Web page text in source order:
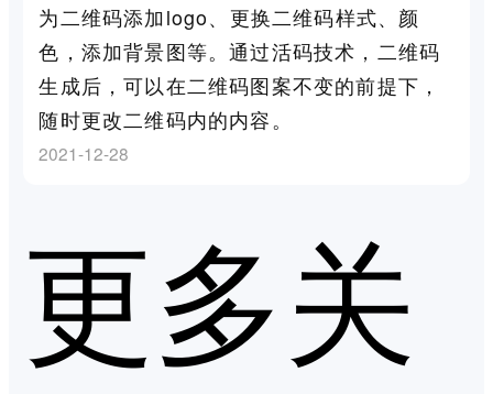
为二维码添加logo、更换二维码样式、颜
色，添加背景图等。通过活码技术，二维码
生成后，可以在二维码图案不变的前提下，
随时更改二维码内的内容。
2021-12-28
更多关